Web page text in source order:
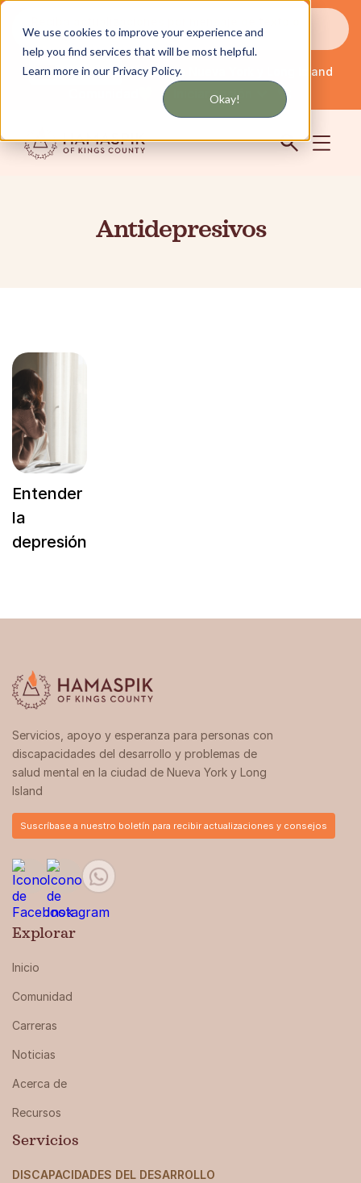
We use cookies to improve your experience and
help you find services that will be most helpful.
Learn more in our Privacy Policy.
Okay!
correo electrónico
Español Servicio en Nueva York y Long Island
Iniciar sesión
Antidepresivos
Entender
la
depresión
Servicios, apoyo y esperanza para personas con
discapacidades del desarrollo y problemas de
salud mental en la ciudad de Nueva York y Long
Island
Suscríbase a nuestro boletín para recibir actualizaciones y consejos
Explorar
Inicio
Comunidad
Carreras
Noticias
Acerca de
Recursos
Servicios
DISCAPACIDADES DEL DESARROLLO